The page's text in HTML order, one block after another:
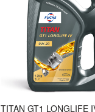
TITAN GT1 LONGLIFE